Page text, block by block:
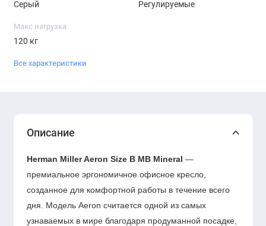
Серый Регулируемые
Макс нагрузка
120 кг
Все характеристики
Описание
Herman Miller Aeron Size B MB Mineral —
премиальное эргономичное офисное кресло,
созданное для комфортной работы в течение всего
дня. Модель Aeron считается одной из самых
узнаваемых в мире благодаря продуманной посадке,